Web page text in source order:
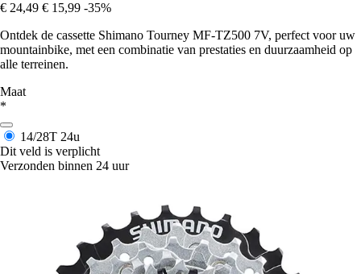
€ 24,49 € 15,99 -35%
Ontdek de cassette Shimano Tourney MF-TZ500 7V, perfect voor uw
mountainbike, met een combinatie van prestaties en duurzaamheid op
alle terreinen.
Maat
*
14/28T 24u
Dit veld is verplicht
Verzonden binnen 24 uur